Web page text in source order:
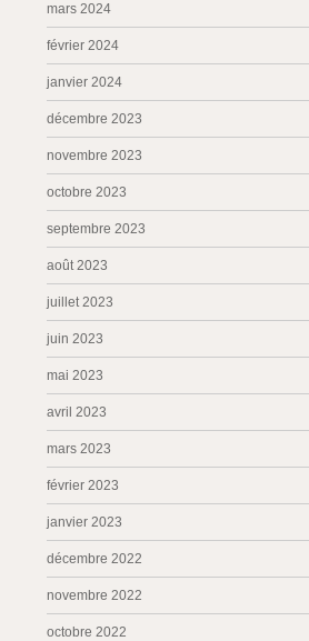
mars 2024
février 2024
janvier 2024
décembre 2023
novembre 2023
octobre 2023
septembre 2023
août 2023
juillet 2023
juin 2023
mai 2023
avril 2023
mars 2023
février 2023
janvier 2023
décembre 2022
novembre 2022
octobre 2022